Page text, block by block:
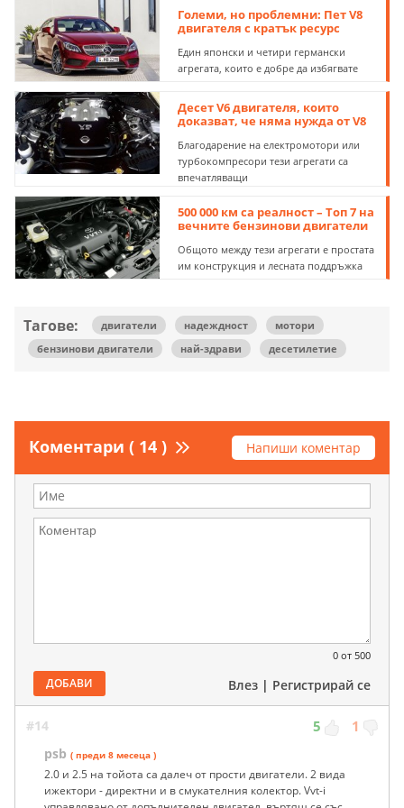
Големи, но проблемни: Пет V8
двигателя с кратък ресурс
Един японски и четири германски
агрегата, които е добре да избягвате
Десет V6 двигателя, които
доказват, че няма нужда от V8
Благодарение на електромотори или
турбокомпресори тези агрегати са
впечатляващи
500 000 км са реалност – Топ 7 на
вечните бензинови двигатели
Общото между тези агрегати е простата
им конструкция и лесната поддръжка
Тагове: двигатели надеждност
мотори
бензинови двигатели
най-здрави десетилетие
Коментари ( 14 ) Напиши коментар
0 от 500
ДОБАВИ Влез | Регистрирай се
#14 5 1
psb ( преди 8 месеца )
2.0 и 2.5 на тойота са далеч от прости двигатели. 2 вида
ижектори - директни и в смукателния колектор. Vvt-i